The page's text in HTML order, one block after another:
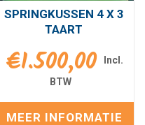
SPRINGKUSSEN 4 X 3
TAART
€1.500,00
MEER INFORMATIE